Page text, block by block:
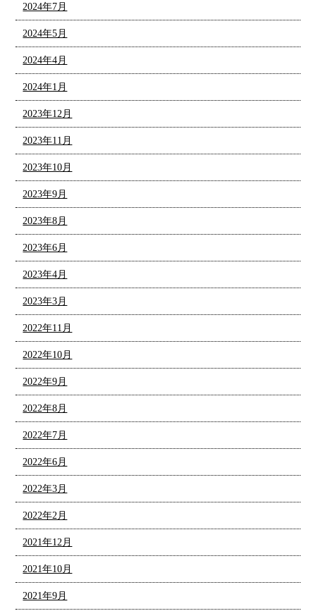
2024年7月
2024年5月
2024年4月
2024年1月
2023年12月
2023年11月
2023年10月
2023年9月
2023年8月
2023年6月
2023年4月
2023年3月
2022年11月
2022年10月
2022年9月
2022年8月
2022年7月
2022年6月
2022年3月
2022年2月
2021年12月
2021年10月
2021年9月